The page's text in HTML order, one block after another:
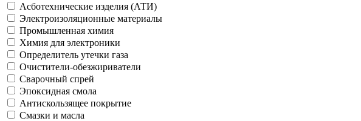
Асботехнические изделия (АТИ)
Электроизоляционные материалы
Промышленная химия
Химия для электроники
Определитель утечки газа
Очистители-обезжириватели
Сварочный спрей
Эпоксидная смола
Антискользящее покрытие
Смазки и масла